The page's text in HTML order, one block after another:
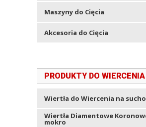
Maszyny do Cięcia
Akcesoria do Cięcia
PRODUKTY DO WIERCENIA
Wiertła do Wiercenia na sucho
Wiertła Diamentowe
mokro